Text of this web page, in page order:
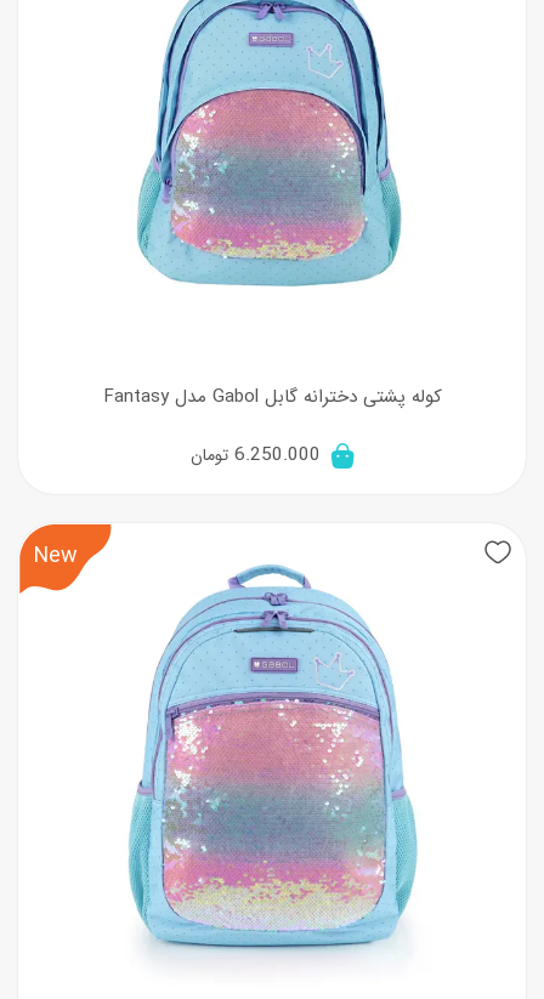
کوله پشتی دخترانه گابل Gabol مدل Fantasy
6.250.000 تومان
New